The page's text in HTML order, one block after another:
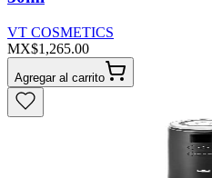
VT COSMETICS
MX$1,265.00
Agregar al carrito